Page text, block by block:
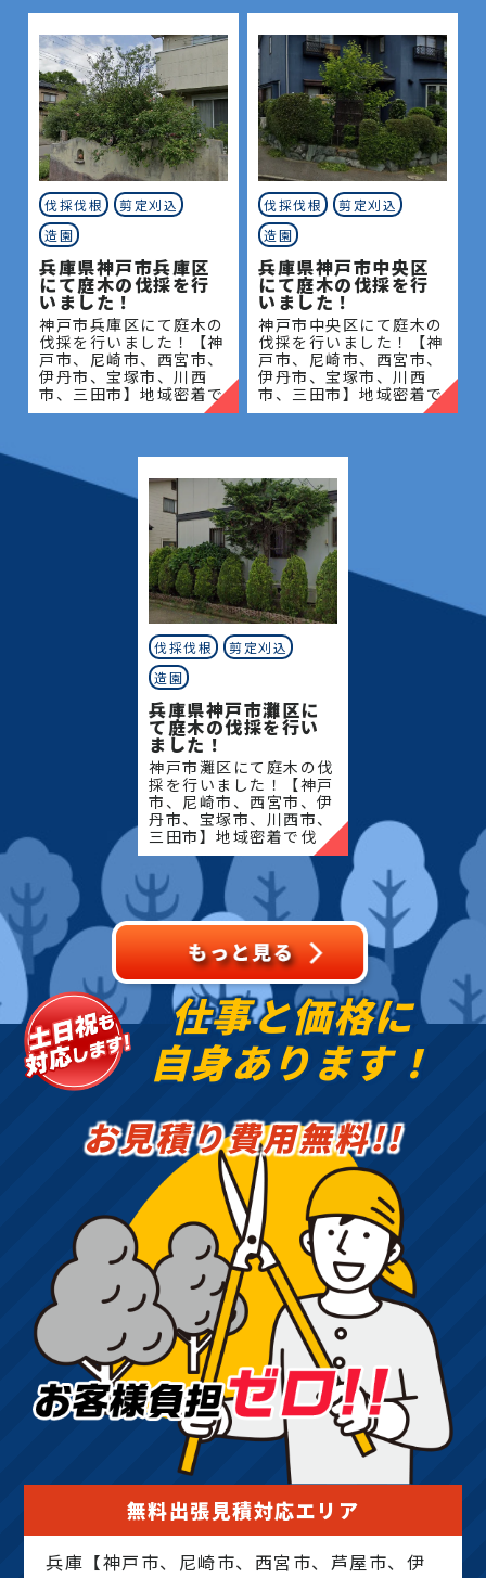
伐採伐根
剪定刈込
造園
兵庫県神戸市兵庫区
にて庭木の伐採を行
いました！
神戸市兵庫区にて庭木の
伐採を行いました！【神
戸市、尼崎市、西宮市、
伊丹市、宝塚市、川西
市、三田市】地域密着で
伐採・抜根・剪定・草刈
当社にご相談ください！
当社
伐採伐根
剪定刈込
造園
兵庫県神戸市中央区
にて庭木の伐採を行
いました！
神戸市中央区にて庭木の
伐採を行いました！【神
戸市、尼崎市、西宮市、
伊丹市、宝塚市、川西
市、三田市】地域密着で
伐採・抜根・剪定・草刈
当社にご相談ください！
当社
伐採伐根
剪定刈込
造園
兵庫県神戸市灘区に
て庭木の伐採を行い
ました！
神戸市灘区にて庭木の伐
採を行いました！【神戸
市、尼崎市、西宮市、伊
丹市、宝塚市、川西市、
三田市】地域密着で伐
採・抜根・剪定・草刈り
などのお庭のこと、造
園・植木屋をお探しなら
当社にご相談ください！
当社で
仕事と価格に
自身あります！
お見積り費用無料!!
無料出張見積対応エリア
兵庫【神戸市、尼崎市、西宮市、芦屋市、伊